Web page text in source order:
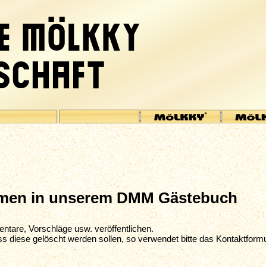
in unserem DMM Gästebuch
Vorschläge usw. veröffentlichen.
diese gelöscht werden sollen, so verwendet bitte das